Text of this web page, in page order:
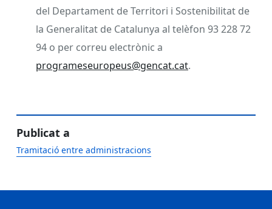
del Departament de Territori i Sostenibilitat de
la Generalitat de Catalunya al telèfon 93 228 72
94 o per correu electrònic a
programeseuropeus@gencat.cat.
Publicat a
Tramitació entre administracions